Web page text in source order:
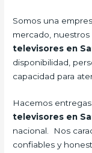
Somos una
mercado,
televisores en
disponibilidad,
capacidad para
Hacemos
televisores en
nacional.
Nos
confiables y